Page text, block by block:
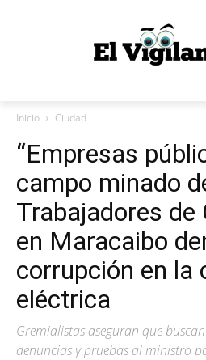
Inicio Ciudad
“Empresas
campo minado
Trabajadores de
en Maracaibo
corrupción en la
eléctrica
Gremialistas aseguran que
denuncias y pruebas al ministro